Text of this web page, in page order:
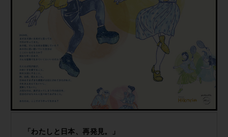
「わたしと日本、再発見。」